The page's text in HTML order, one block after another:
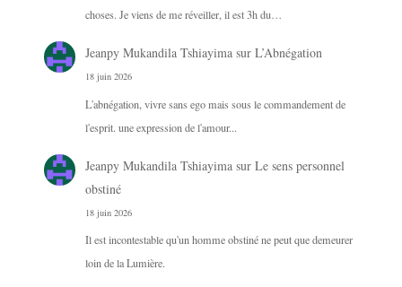
choses. Je viens de me réveiller, il est 3h du…
Jeanpy Mukandila Tshiayimasur L’Abnégation
18 juin 2026
L'abnégation, vivre sans ego mais sous le commandement de
l'esprit. une expression de l'amour...
Jeanpy Mukandila Tshiayimasur Le sens personnel
obstiné
18 juin 2026
Il est incontestable qu'un homme obstiné ne peut que demeurer
loin de la Lumière.